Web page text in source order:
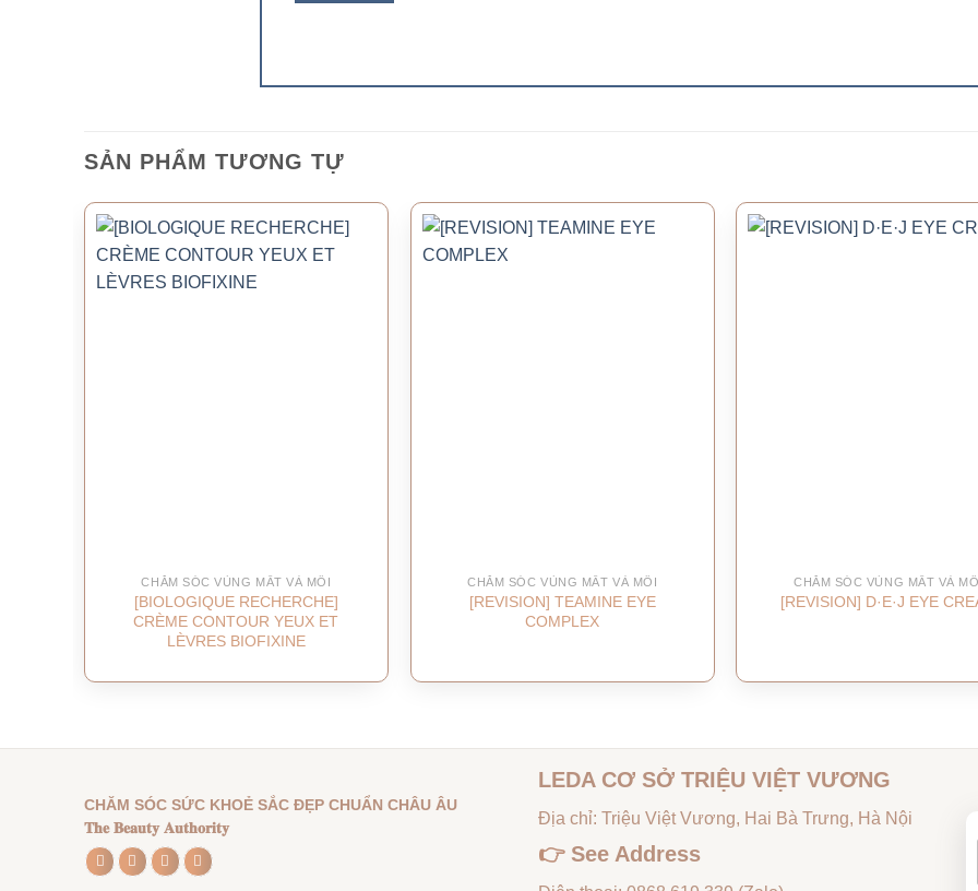
SẢN PHẨM TƯƠNG TỰ
CHĂM SÓC VÙNG MẮT VÀ MÔI
[BIOLOGIQUE RECHERCHE]
CRÈME CONTOUR YEUX ET
LÈVRES BIOFIXINE
CHĂM SÓC VÙNG MẮT VÀ MÔI
[REVISION] TEAMINE EYE
COMPLEX
CHĂM SÓC VÙNG MẮT VÀ
[REVISION] D·E·J EYE
CHĂM SÓC SỨC KHOẺ SẮC ĐẸP CHUẨN CHÂU ÂU
𝐓𝐡𝐞 𝐁𝐞𝐚𝐮𝐭𝐲 𝐀𝐮𝐭𝐡𝐨𝐫𝐢𝐭𝐲
LEDA CƠ SỞ TRIỆU VIỆT VƯƠNG
Địa chỉ: Triệu Việt Vương, Hai Bà Trưng, Hà Nội
👉 See Address